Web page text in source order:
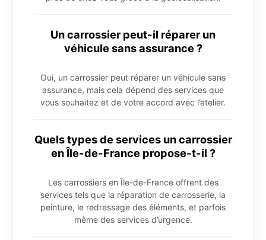
Un carrossier peut-il réparer un
véhicule sans assurance ?
Oui, un carrossier peut réparer un véhicule sans
assurance, mais cela dépend des services que
vous souhaitez et de votre accord avec l’atelier.
Quels types de services un carrossier
en Île-de-France propose-t-il ?
Les carrossiers en Île-de-France offrent des
services tels que la réparation de carrosserie, la
peinture, le redressage des éléments, et parfois
même des services d’urgence.